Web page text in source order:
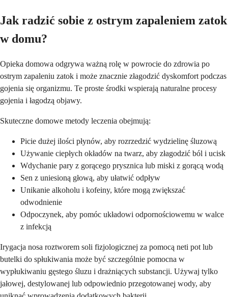
Jak radzić sobie z ostrym zapaleniem zatok
w domu?
Opieka domowa odgrywa ważną rolę w powrocie do zdrowia po
ostrym zapaleniu zatok i może znacznie złagodzić dyskomfort podczas
gojenia się organizmu. Te proste środki wspierają naturalne procesy
gojenia i łagodzą objawy.
Skuteczne domowe metody leczenia obejmują:
Picie dużej ilości płynów, aby rozrzedzić wydzielinę śluzową
Używanie ciepłych okładów na twarz, aby złagodzić ból i ucisk
Wdychanie pary z gorącego prysznica lub miski z gorącą wodą
Sen z uniesioną głową, aby ułatwić odpływ
Unikanie alkoholu i kofeiny, które mogą zwiększać
odwodnienie
Odpoczynek, aby pomóc układowi odpornościowemu w walce
z infekcją
Irygacja nosa roztworem soli fizjologicznej za pomocą neti pot lub
butelki do spłukiwania może być szczególnie pomocna w
wypłukiwaniu gęstego śluzu i drażniących substancji. Używaj tylko
jałowej, destylowanej lub odpowiednio przegotowanej wody, aby